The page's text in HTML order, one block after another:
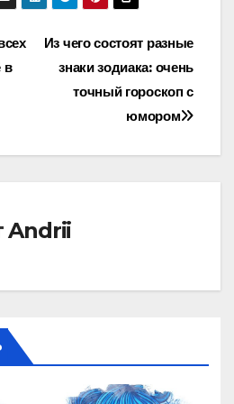
Из чего состоят разные
знаки зодиака: очень
точный гороскоп с
юмором
в
Andrii